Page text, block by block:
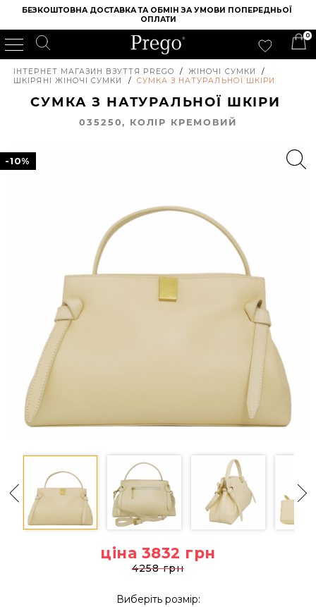
БЕЗКОШТОВНА ДОСТАВКА ТА ОБМІН ЗА УМОВИ ПОПЕРЕДНЬОЇ
ОПЛАТИ
0
ІНТЕРНЕТ МАГАЗИН ВЗУТТЯ PREGO / ЖІНОЧІ СУМКИ
/
ШКІРЯНІ ЖІНОЧІ СУМКИ
/ СУМКА З НАТУРАЛЬНОЇ ШКІРИ
СУМКА З НАТУРАЛЬНОЇ ШКІРИ
035250, КОЛIР КРЕМОВИЙ
-10%
ціна 3832 грн
4258 грн
Виберіть розмір: